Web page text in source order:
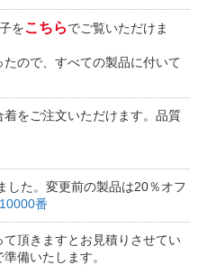
をこちら でご覧いただけま
ので、すべての製品に付いて
をご注文いただけます。品質
した。変更前の製品は20％オフ
10000番
頂きますとお見積りさせてい
備いたします。